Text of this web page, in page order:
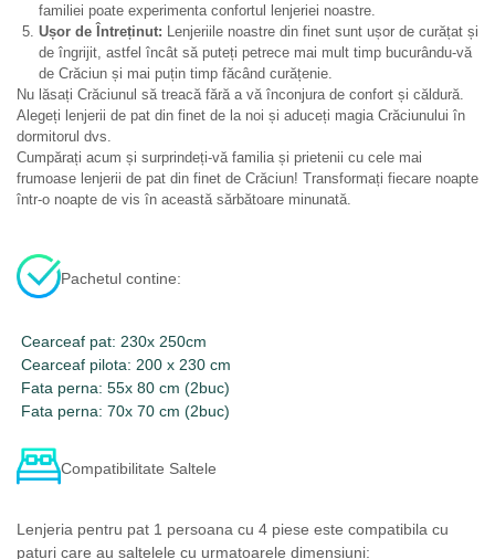
familiei poate experimenta confortul lenjeriei noastre.
Ușor de Întreținut: Lenjeriile noastre din finet sunt ușor de curățat și
de îngrijit, astfel încât să puteți petrece mai mult timp bucurându-vă
de Crăciun și mai puțin timp făcând curățenie.
Nu lăsați Crăciunul să treacă fără a vă înconjura de confort și căldură.
Alegeți lenjerii de pat din finet de la noi și aduceți magia Crăciunului în
dormitorul dvs.
Cumpărați acum și surprindeți-vă familia și prietenii cu cele mai
frumoase lenjerii de pat din finet de Crăciun! Transformați fiecare noapte
într-o noapte de vis în această sărbătoare minunată.
Pachetul contine:
Cearceaf pat: 230x 250cm
Cearceaf pilota: 200 x 230 cm
Fata perna: 55x 80 cm (2buc)
Fata perna: 70x 70 cm (2buc)
Compatibilitate Saltele
Lenjeria pentru pat 1 persoana cu 4 piese este compatibila cu
paturi care au saltelele cu urmatoarele dimensiuni: